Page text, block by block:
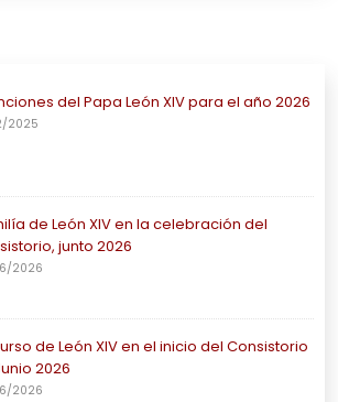
del Papa León XIV para el año 2026
2025
de León XIV en la celebración del
junto 2026
2026
de León XIV en el inicio del Consistorio
2026
2026